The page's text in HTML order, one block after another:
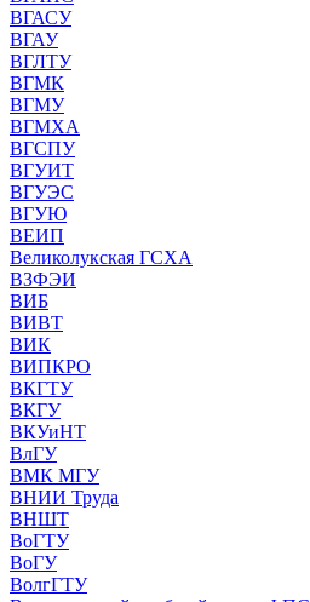
ВГАСУ
ВГАУ
ВГЛТУ
ВГМК
ВГМУ
ВГМХА
ВГСПУ
ВГУИТ
ВГУЭС
ВГУЮ
ВЕИП
Великолукская ГСХА
ВЗФЭИ
ВИБ
ВИВТ
ВИК
ВИПКРО
ВКГТУ
ВКГУ
ВКУиНТ
ВлГУ
ВМК МГУ
ВНИИ Труда
ВНШТ
ВоГТУ
ВоГУ
ВолгГТУ